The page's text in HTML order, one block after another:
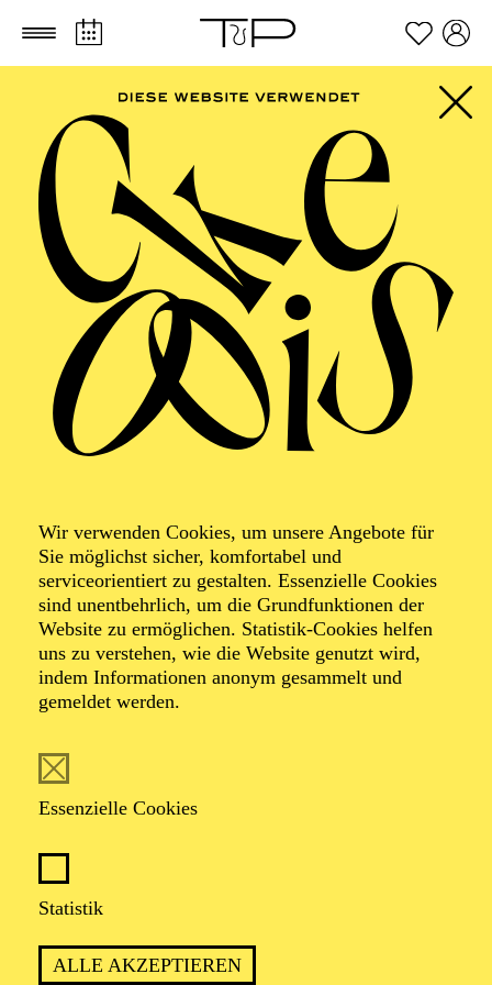
Zum Hauptinhalt springen Zum Footer springen
Wir verwenden Cookies, um unsere Angebote für
Sie möglichst sicher, komfortabel und
serviceorientiert zu gestalten. Essenzielle Cookies
sind unentbehrlich, um die Grundfunktionen der
Website zu ermöglichen. Statistik-Cookies helfen
uns zu verstehen, wie die Website genutzt wird,
indem Informationen anonym gesammelt und
gemeldet werden.
Essenzielle Cookies
Statistik
ALLE AKZEPTIEREN
Opernchor
Ohne einen Opernchor wäre ein
Musiktheaterbetrieb, der sich den
Aufführungen der großen Opern vom
Barock bis zur Gegenwart sowie den
Genres Operette und Musical widmet, nicht
denkbar. Der Essener Opernchor besteht
seit der Eröffnung des Stadttheaters 1892,
zusammen – heute zählt er über 50
Mitglieder.
"La forza del destino" (Premiere: 09. November 2024)
In fast jeder Opernaufführung sind die Damen und